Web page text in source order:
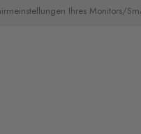
Ihres Monitors/